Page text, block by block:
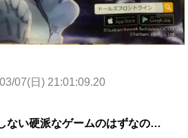
07(日) 21:01:09.20
ない硬派なゲームのはずなの…